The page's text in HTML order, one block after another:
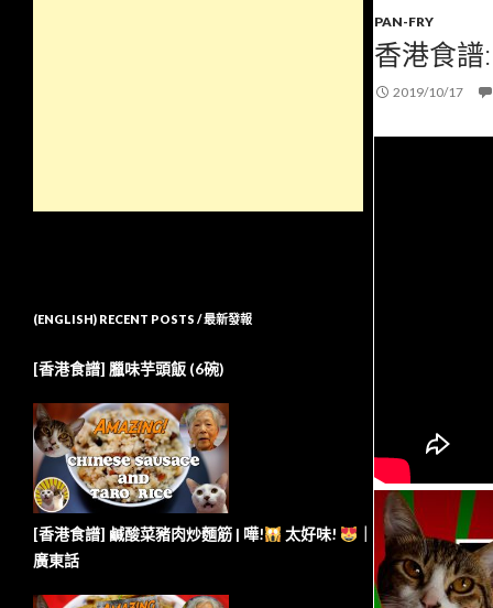
PAN-FRY
香港食譜
2019/10/17
(ENGLISH) RECENT POSTS / 最新發報
[香港食譜] 臘味芋頭飯 (6碗)
[香港食譜] 鹹酸菜豬肉炒麵筋 | 嘩! 太好味!
廣東話